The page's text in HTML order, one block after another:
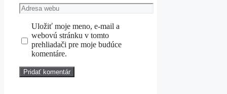
Adresa
webu
Uložiť moje meno, e-mail a
webovú stránku v tomto
prehliadači pre moje budúce
komentáre.